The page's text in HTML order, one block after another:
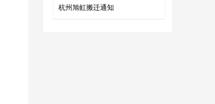
杭州旭虹搬迁通知